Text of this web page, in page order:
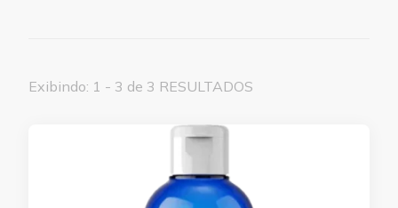
Exibindo: 1 - 3 de 3 RESULTADOS